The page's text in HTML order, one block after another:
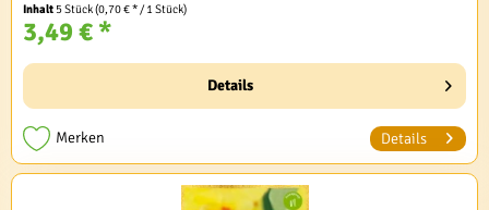
Inhalt 5 Stück(0,70 € * / 1 Stück)
3,49 € *
Details
Merken Details